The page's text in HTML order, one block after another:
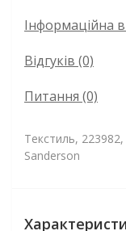
Інформаційна
Відгуків (0)
Питання (0)
Текстиль,
Sanderson